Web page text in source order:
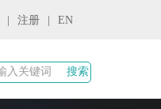
| 注册 | EN